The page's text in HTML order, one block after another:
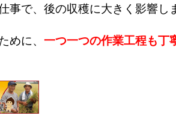
事で、後の収穫に大きく影響し
めに、 一つ一つの作業工程も丁